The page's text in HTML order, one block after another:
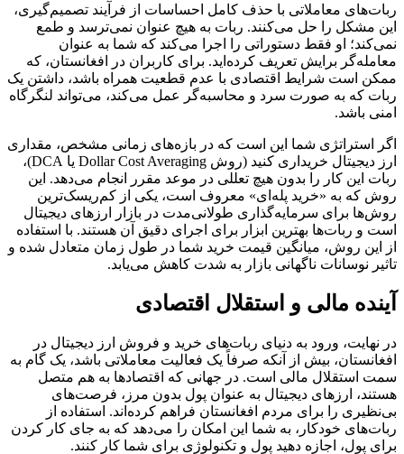
ربات‌های معاملاتی با حذف کامل احساسات از فرآیند تصمیم‌گیری،
این مشکل را حل می‌کنند. ربات به هیچ عنوان نمی‌ترسد و طمع
نمی‌کند؛ او فقط دستوراتی را اجرا می‌کند که شما به عنوان
معامله‌گر برایش تعریف کرده‌اید. برای کاربران در افغانستان، که
ممکن است شرایط اقتصادی با عدم قطعیت همراه باشد، داشتن یک
ربات که به صورت سرد و محاسبه‌گر عمل می‌کند، می‌تواند لنگرگاه
امنی باشد.
اگر استراتژی شما این است که در بازه‌های زمانی مشخص، مقداری
ارز دیجیتال خریداری کنید (روش Dollar Cost Averaging یا DCA)،
ربات این کار را بدون هیچ تعللی در موعد مقرر انجام می‌دهد. این
روش که به «خرید پله‌ای» معروف است، یکی از کم‌ریسک‌ترین
روش‌ها برای سرمایه‌گذاری طولانی‌مدت در بازار ارزهای دیجیتال
است و ربات‌ها بهترین ابزار برای اجرای دقیق آن هستند. با استفاده
از این روش، میانگین قیمت خرید شما در طول زمان متعادل شده و
تاثیر نوسانات ناگهانی بازار به شدت کاهش می‌یابد.
آینده مالی و استقلال اقتصادی
در نهایت، ورود به دنیای ربات‌های خرید و فروش ارز دیجیتال در
افغانستان، بیش از آنکه صرفاً یک فعالیت معاملاتی باشد، یک گام به
سمت استقلال مالی است. در جهانی که اقتصادها به هم متصل
هستند، ارزهای دیجیتال به عنوان پول بدون مرز، فرصت‌های
بی‌نظیری را برای مردم افغانستان فراهم کرده‌اند. استفاده از
ربات‌های خودکار، به شما این امکان را می‌دهد که به جای کار کردن
برای پول، اجازه دهید پول و تکنولوژی برای شما کار کنند.